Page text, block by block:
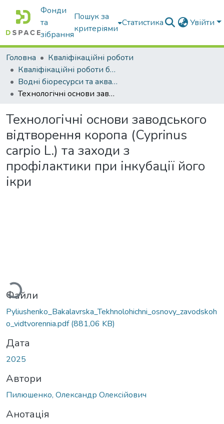
Фонди
та
зібрання
Пошук за
критеріями
Статистика Увійти
Головна
Кваліфікаційні роботи
Кваліфікаційні роботи бакалаврів
Водні біоресурси та аквакультура
Технологічні основи заводського відтворення коропа (Cyprinus carpio L.) та заходи з профілактики при інкубації його ікри
Технологічні основи заводського
відтворення коропа (Cyprinus
carpio L.) та заходи з
профілактики при інкубації його
ікри
Вантажиться...
Файли
Pyliushenko_Bakalavrska_Tekhnolohichni_osnovy_zavodskoh
o_vidtvorennia.pdf(881,06 KB)
Дата
2025
Автори
Пилюшенко, Олександр Олексійович
Анотація